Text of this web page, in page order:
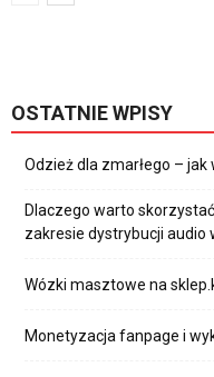
OSTATNIE WPISY
Odzież dla zmarłego – jak
Dlaczego warto
zakresie dystrybucji audio
Wózki masztowe na
Monetyzacja fanpage i